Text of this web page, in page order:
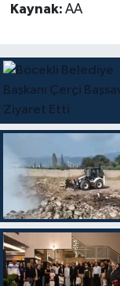
Kaynak: AA